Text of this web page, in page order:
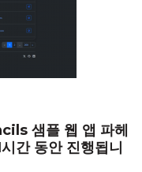
샘플 웹 앱 파헤
간 동안 진행됩니